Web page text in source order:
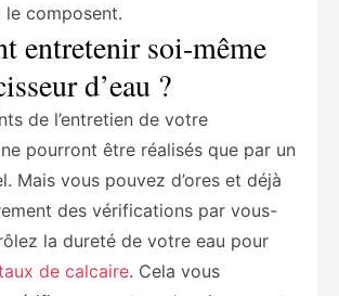
le composent.
entretenir soi-même
d’eau ?
de l’entretien de votre
pourront être réalisés que par un
Mais vous pouvez d’ores et déjà
des vérifications par vous-
la dureté de votre eau pour
de calcaire. Cela vous